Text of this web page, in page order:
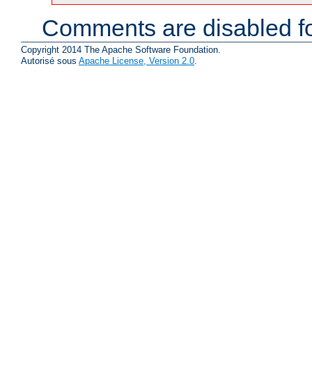
Comments are disabled
Copyright 2014 The Apache Software Foundation.
Autorisé sous Apache License, Version 2.0